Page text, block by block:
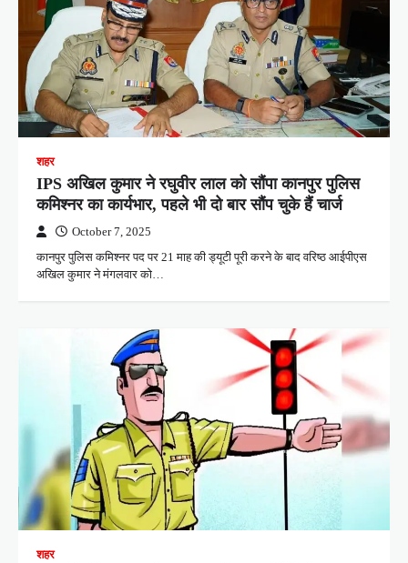
शहर
IPS अखिल कुमार ने रघुवीर लाल को सौंपा कानपुर पुलिस
कमिश्नर का कार्यभार, पहले भी दो बार सौंप चुके हैं चार्ज
October 7, 2025
कानपुर पुलिस कमिश्नर पद पर 21 माह की ड्यूटी पूरी करने के बाद वरिष्ठ आईपीएस
अखिल कुमार ने मंगलवार को…
शहर